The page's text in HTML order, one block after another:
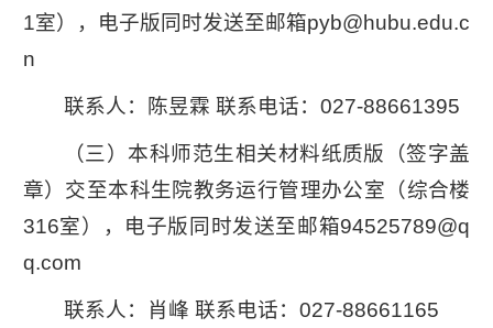
1室），电子版同时发送至邮箱pyb@hubu.edu.c
n
联系人：陈昱霖 联系电话：027-88661395
（三）本科师范生相关材料纸质版（签字盖
章）交至本科生院教务运行管理办公室（综合楼
316室），电子版同时发送至邮箱94525789@q
q.com
联系人：肖峰 联系电话：027-88661165